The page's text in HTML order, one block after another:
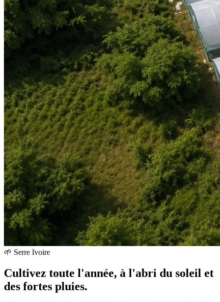
🌱 Serre Ivoire
Cultivez toute l'année, à l'abri du soleil et
des fortes pluies.